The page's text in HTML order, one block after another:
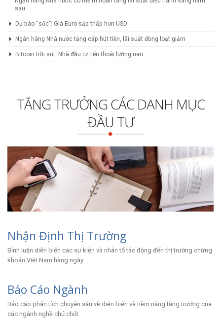
sau
Dự báo “sốc”: Giá Euro sắp thấp hơn USD
Ngân hàng Nhà nước tăng cấp hút tiền, lãi suất đồng loạt giảm
Bitcoin trồi sụt: Nhà đầu tư tiến thoái lưỡng nan
TĂNG TRƯỞNG CÁC DANH MỤC
ĐẦU TƯ
Nhận Định Thị Trường
Bình luận diễn biến các sự kiện và nhân tố tác động đến thị trường chứng
khoán Việt Nam hàng ngày
Báo Cáo Ngành
Báo cáo phân tích chuyên sâu về diễn biến và tiềm năng tăng trưởng của
các ngành nghề chủ chốt